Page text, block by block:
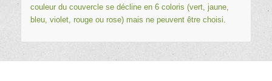
couleur du couvercle se décline en 6 coloris (vert, jaune,
bleu, violet, rouge ou rose) mais ne peuvent être choisi.